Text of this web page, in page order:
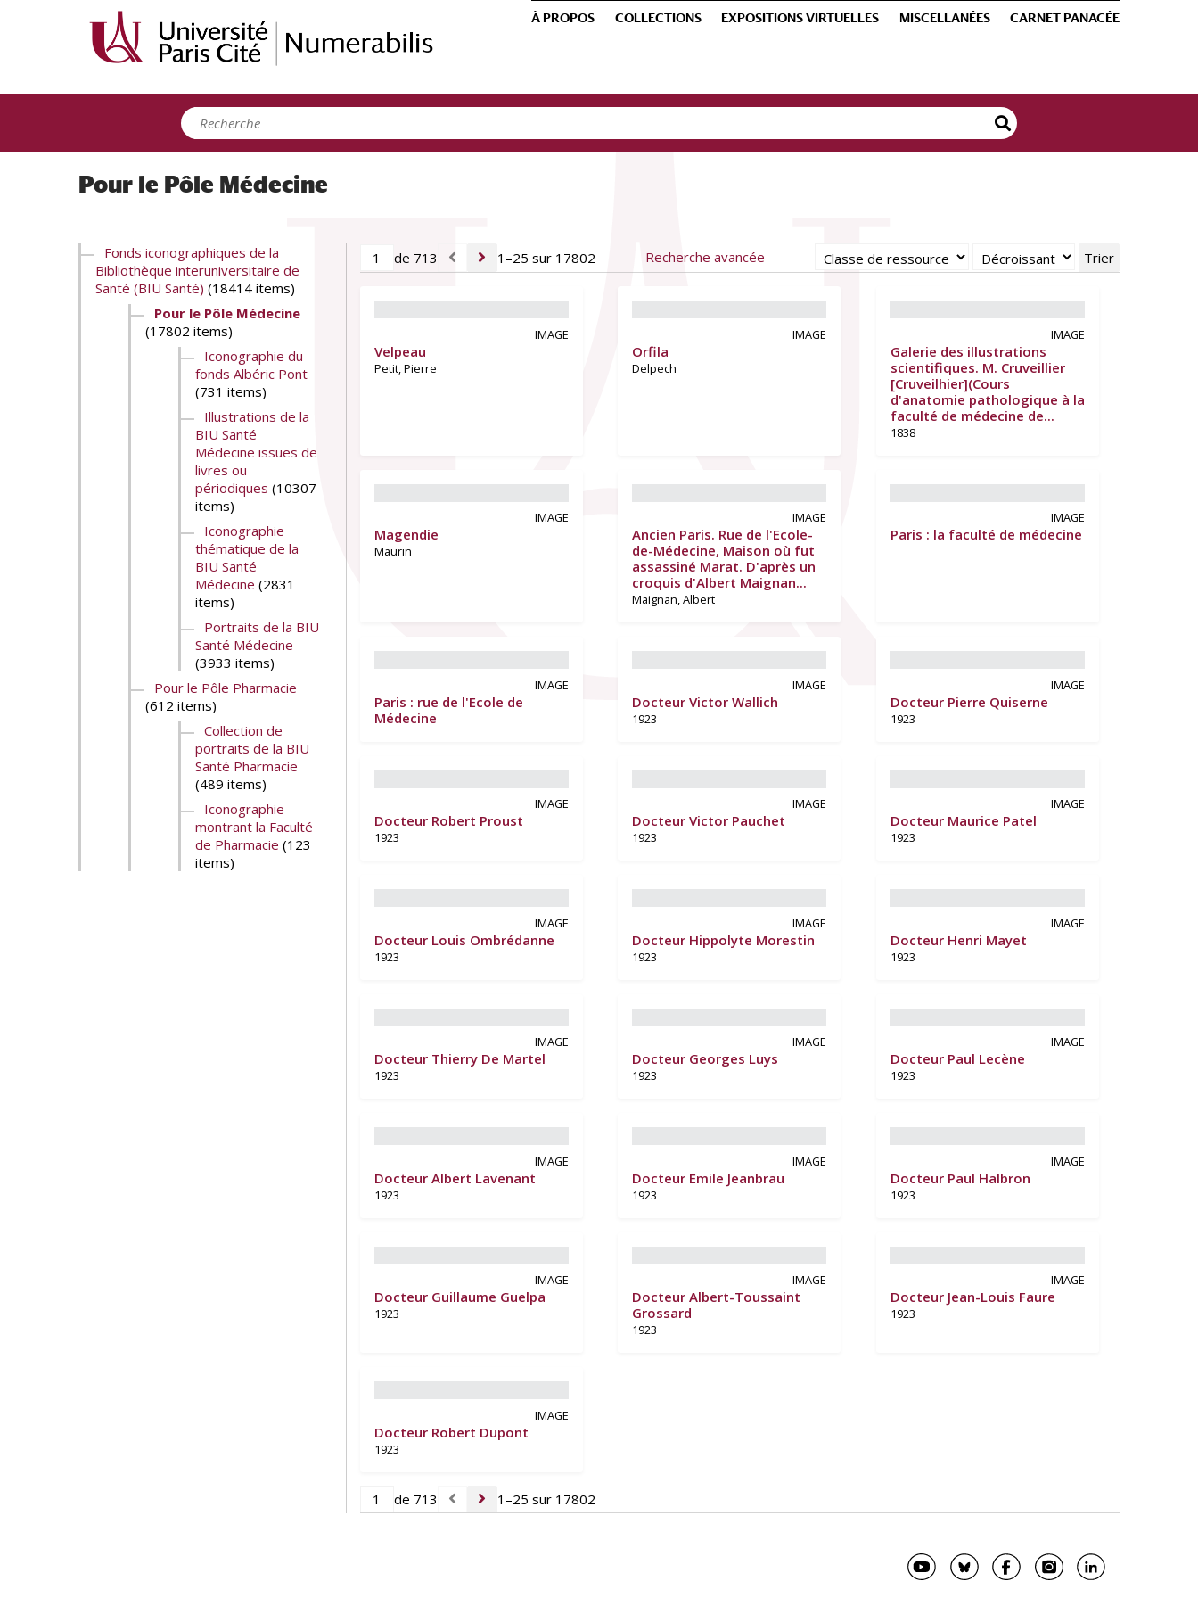
À PROPOS COLLECTIONS EXPOSITIONS VIRTUELLES MISCELLANÉES CARNET PANACÉE
Pour le Pôle Médecine
Fonds iconographiques de la
Bibliothèque interuniversitaire de
Santé (BIU Santé) (18414 items)
Pour le Pôle Médecine
(17802 items)
Iconographie du
fonds Albéric Pont
(731 items)
Illustrations de la
BIU Santé
Médecine issues de
livres ou
périodiques (10307
items)
Iconographie
thématique de la
BIU Santé
Médecine (2831
items)
Portraits de la BIU
Santé Médecine
(3933 items)
Pour le Pôle Pharmacie
(612 items)
Collection de
portraits de la BIU
Santé Pharmacie
(489 items)
Iconographie
montrant la Faculté
de Pharmacie (123
items)
de 713 1–25 sur 17802 Recherche avancée Trier
IMAGE
Velpeau
Petit, Pierre
IMAGE
Orfila
Delpech
IMAGE
Galerie des illustrations
scientifiques. M. Cruveillier
[Cruveilhier](Cours
d'anatomie pathologique à la
faculté de médecine de...
1838
IMAGE
Magendie
Maurin
IMAGE
Ancien Paris. Rue de l'Ecole-
de-Médecine, Maison où fut
assassiné Marat. D'après un
croquis d'Albert Maignan...
Maignan, Albert
IMAGE
Paris : la faculté de médecine
IMAGE
Paris : rue de l'Ecole de
Médecine
IMAGE
Docteur Victor Wallich
1923
IMAGE
Docteur Pierre Quiserne
1923
IMAGE
Docteur Robert Proust
1923
IMAGE
Docteur Victor Pauchet
1923
IMAGE
Docteur Maurice Patel
1923
IMAGE
Docteur Louis Ombrédanne
1923
IMAGE
Docteur Hippolyte Morestin
1923
IMAGE
Docteur Henri Mayet
1923
IMAGE
Docteur Thierry De Martel
1923
IMAGE
Docteur Georges Luys
1923
IMAGE
Docteur Paul Lecène
1923
IMAGE
Docteur Albert Lavenant
1923
IMAGE
Docteur Emile Jeanbrau
1923
IMAGE
Docteur Paul Halbron
1923
IMAGE
Docteur Guillaume Guelpa
1923
IMAGE
Docteur Albert-Toussaint
Grossard
1923
IMAGE
Docteur Jean-Louis Faure
1923
IMAGE
Docteur Robert Dupont
1923
de 713 1–25 sur 17802
Panneau de gestion des cookies